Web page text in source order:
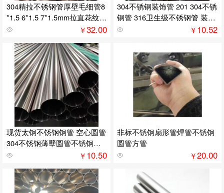
304精拉不锈钢管厚壁毛细管8
*1.5 6*1.5 7*1.5mm拉直花纹钢
套切割
￥32.00
304不锈钢装饰管 201 304不锈
钢管 316卫生级不锈钢管 装饰
管
￥10.52
现货太钢不锈钢钢管 空心圆管
304不锈钢薄壁圆管不锈钢加
工批发
￥10.50
非标不锈钢扇形管焊管不锈钢
圆管方管
￥20.00